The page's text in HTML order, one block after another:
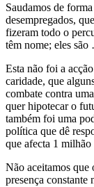
Saudamos de
desempregados,
fizeram todo o
têm nome; eles
Esta não foi a
caridade, que
combate contra
quer hipotecar o
também foi uma
política que dê
que afecta 1
Não aceitamos que
presença constante